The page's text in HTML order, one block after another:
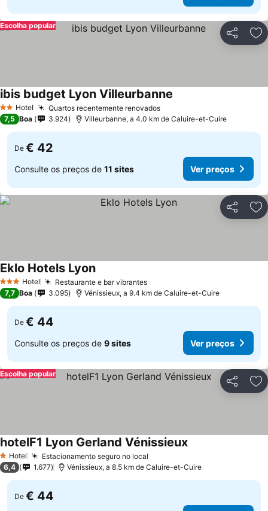
Partilhar
Escolha popular
2 Estrelas
Hotel Quartos recentemente renovados
ibis budget Lyon Villeurbanne
7,5 Boa 3.924 Villeurbanne, a 4.0 km de Caluire-et-Cuire
De € 42
Consulte os preços de 11 sites Ver preços
Partilhar
3 EstrelasHotel Restaurante e bar vibrantes
Eklo Hotels Lyon
7,7 Boa 3.095 Vénissieux, a 9.4 km de Caluire-et-Cuire
De € 44
Consulte os preços de 9 sites Ver preços
Partilhar
Escolha popular
1 Estrelas
Hotel Estacionamento seguro no local
hotelF1 Lyon Gerland Vénissieux
6,4 1.677 Vénissieux, a 8.5 km de Caluire-et-Cuire
De € 44